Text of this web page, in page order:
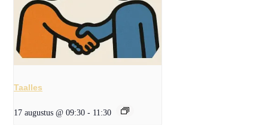
Taalles
17 augustus @ 09:30 - 11:30